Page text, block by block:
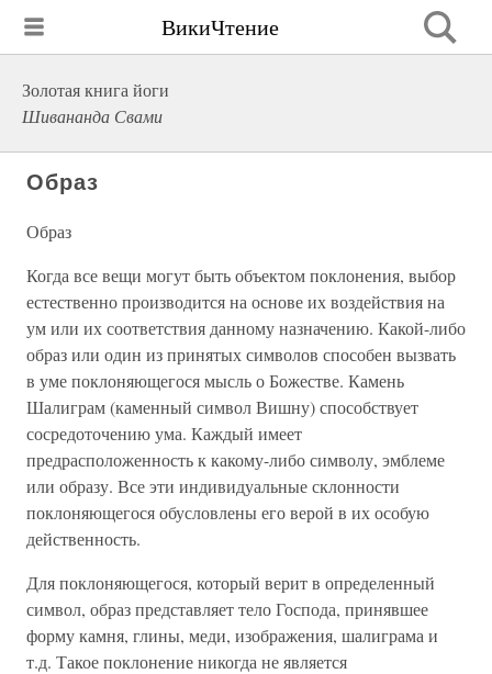
ВикиЧтение
Золотая книга йоги
Шивананда Свами
Образ
Образ
Когда все вещи могут быть объектом поклонения, выбор
естественно производится на основе их воздействия на
ум или их соответствия данному назначению. Какой-либо
образ или один из принятых символов способен вызвать
в уме поклоняющегося мысль о Божестве. Камень
Шалиграм (каменный символ Вишну) способствует
сосредоточению ума. Каждый имеет
предрасположенность к какому-либо символу, эмблеме
или образу. Все эти индивидуальные склонности
поклоняющегося обусловлены его верой в их особую
действенность.
Для поклоняющегося, который верит в определенный
символ, образ представляет тело Господа, принявшее
форму камня, глины, меди, изображения, шалиграма и
т.д. Такое поклонение никогда не является